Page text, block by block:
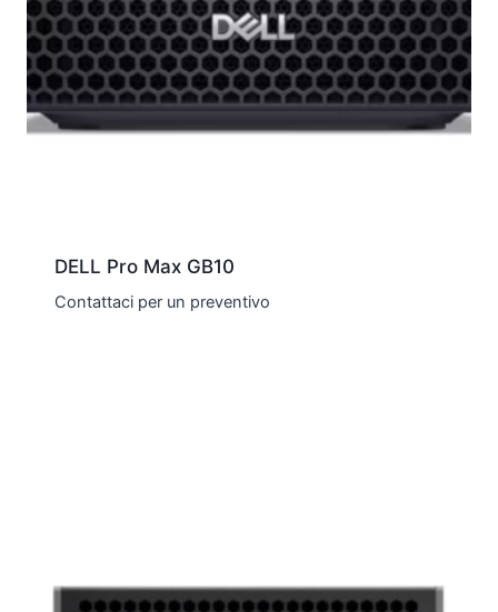
DELL Pro Max GB10
Contattaci per un preventivo